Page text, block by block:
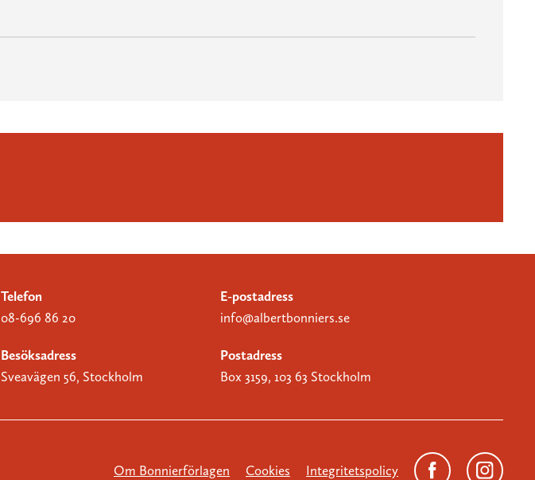
Telefon
08-696 86 20
E-postadress
info@albertbonniers.se
Besöksadress
Sveavägen 56, Stockholm
Postadress
Box 3159, 103 63 Stockholm
Om Bonnierförlagen Cookies Integritetspolicy